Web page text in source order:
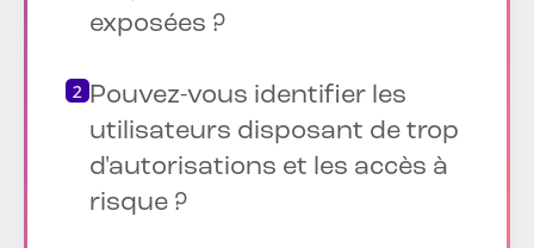
exposées ?
Pouvez-vous identifier les
utilisateurs disposant de trop
d'autorisations et les accès à
risque ?